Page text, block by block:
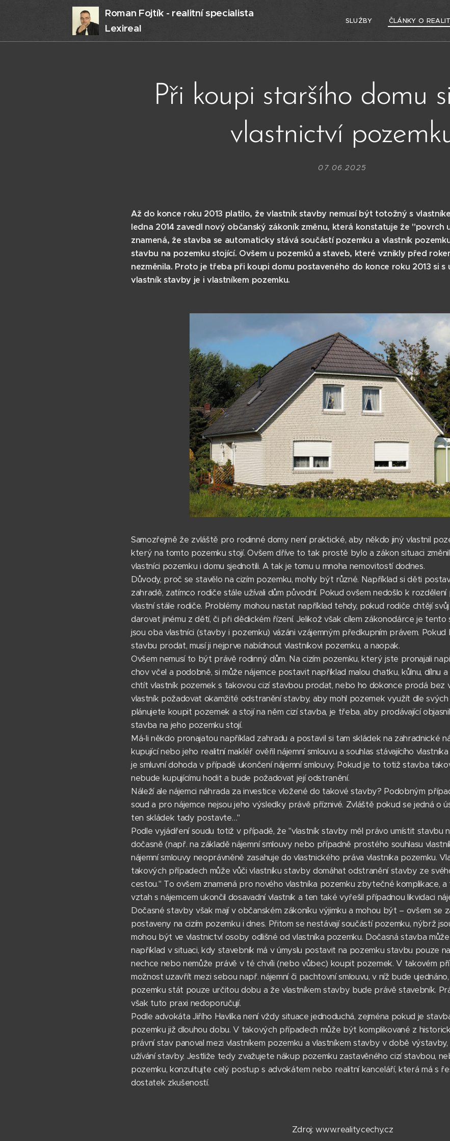
Roman Fojtík - realitní specialista
Lexireal
SLUŽBY ČLÁNKY O
Při koupi staršího domu
vlastnictví
07.06.2025
Až do konce roku 2013 platilo, že vlastník stavby nemusí být totožný s
ledna 2014 zavedl nový občanský zákoník změnu, která konstatuje že "povrch
znamená, že stavba se automaticky stává součástí pozemku a vlastník
stavbu na pozemku stojící. Ovšem u pozemků a staveb, které vznikly před
nezměnila. Proto je třeba při koupi domu postaveného do konce roku 2013 si
vlastník stavby je i vlastníkem pozemku.
Samozřejmě že zvláště pro rodinné domy není praktické, aby někdo jiný vlastnil
který na tomto pozemku stojí. Ovšem dříve to tak prostě bylo a zákon situaci
vlastníci pozemku i domu sjednotili. A tak je tomu u mnoha nemovitostí dodnes.
Důvody, proč se stavělo na cizím pozemku, mohly být různé. Například si děti
zahradě, zatímco rodiče stále užívali dům původní. Pokud ovšem nedošlo k
vlastní stále rodiče. Problémy mohou nastat například tehdy, pokud rodiče chtějí
darovat jinému z dětí, či při dědickém řízení. Jelikož však cílem zákonodárce je
jsou oba vlastníci (stavby i pozemku) vázáni vzájemným předkupním právem.
stavbu prodat, musí ji nejprve nabídnout vlastníkovi pozemku, a naopak.
Ovšem nemusí to být právě rodinný dům. Na cizím pozemku, který jste pronajali
chov včel a podobně, si může nájemce postavit například malou chatku, kůlnu, dílnu
chtít vlastník pozemek s takovou cizí stavbou prodat, nebo ho dokonce prodá bez
vlastník požadovat okamžité odstranění stavby, aby mohl pozemek využít dle
plánujete koupit pozemek a stojí na něm cizí stavba, je třeba, aby prodávající
stavba na jeho pozemku stojí.
Má-li někdo pronajatou například zahradu a postavil si tam skládek na zahradnické
kupující nebo jeho realitní makléř ověřil nájemní smlouvu a souhlas stávajícího
je smluvní dohoda v případě ukončení nájemní smlouvy. Pokud je to totiž stavba
nebude kupujícímu hodit a bude požadovat její odstranění.
Náleží ale nájemci náhrada za investice vložené do takové stavby? Podobným
soud a pro nájemce nejsou jeho výsledky právě příznivé. Zvláště pokud se jedná o
ten skládek tady postavte…"
Podle vyjádření soudu totiž v případě, že "vlastník stavby měl právo umístit stavbu
dočasně (např. na základě nájemní smlouvy nebo případně prostého souhlasu
nájemní smlouvy neoprávněně zasahuje do vlastnického práva vlastníka pozemku.
takových případech může vůči vlastníku stavby domáhat odstranění stavby ze
cestou." To ovšem znamená pro nového vlastníka pozemku zbytečné komplikace,
vztah s nájemcem ukončil dosavadní vlastník a ten také vyřešil případnou likvidaci
Dočasné stavby však mají v občanském zákoníku výjimku a mohou být – ovšem se
postaveny na cizím pozemku i dnes. Přitom se nestávají součástí pozemku, nýbrž
mohou být ve vlastnictví osoby odlišné od vlastníka pozemku. Dočasná stavba
například v situaci, kdy stavebník má v úmyslu postavit na pozemku stavbu pouze
nechce nebo nemůže právě v té chvíli (nebo vůbec) koupit pozemek. V takovém
možnost uzavřít mezi sebou např. nájemní či pachtovní smlouvu, v níž bude
pozemku stát pouze určitou dobu a že vlastníkem stavby bude právě stavebník.
však tuto praxi nedoporučují.
Podle advokáta Jiřího Havlíka není vždy situace jednoduchá, zejména pokud je
pozemku již dlouhou dobu. V takových případech může být komplikované z
právní stav panoval mezi vlastníkem pozemku a vlastníkem stavby v době
užívání stavby. Jestliže tedy zvažujete nákup pozemku zastavěného cizí stavbou,
pozemku, konzultujte celý postup s advokátem nebo realitní kanceláří, která má s
dostatek zkušeností.
Zdroj: www.realitycechy.cz